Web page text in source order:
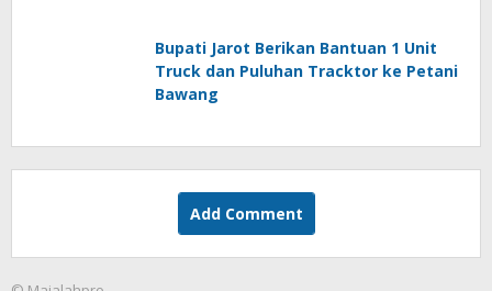
Bupati Jarot Berikan Bantuan 1 Unit
Truck dan Puluhan Tracktor ke Petani
Bawang
Add Comment